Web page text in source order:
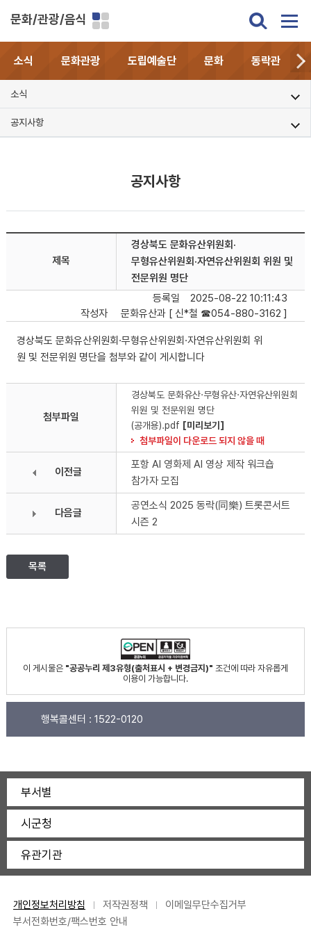
문화/관광/음식
소식 문화관광 도립예술단 문화 동락관
소식
공지사항
공지사항
제목
경상북도 문화유산위원회·
무형유산위원회·자연유산위원회 위원 및
전문위원 명단
등록일
2025-08-22 10:11:43
작성자
문화유산과 [ 신*철 ☎054-880-3162 ]
경상북도 문화유산위원회·무형유산위원회·자연유산위원회 위
원 및 전문위원 명단을 첨부와 같이 게시합니다
첨부파일
경상북도 문화유산·무형유산·자연유산위원회
위원 및 전문위원 명단
(공개용).pdf [미리보기]
첨부파일이 다운로드 되지 않을 때
이전글
포항 AI 영화제 AI 영상 제작 워크숍
참가자 모집
다음글
공연소식 2025 동락(同樂) 트롯콘서트
시즌 2
목록
이 게시물은 "공공누리 제3유형(출처표시 + 변경금지)" 조건에 따라 자유롭게
이용이 가능합니다.
행복콜센터 : 1522-0120
부서별
시군청
유관기관
개인정보처리방침 저작권정책
이메일무단수집거부
부서전화번호/팩스번호 안내